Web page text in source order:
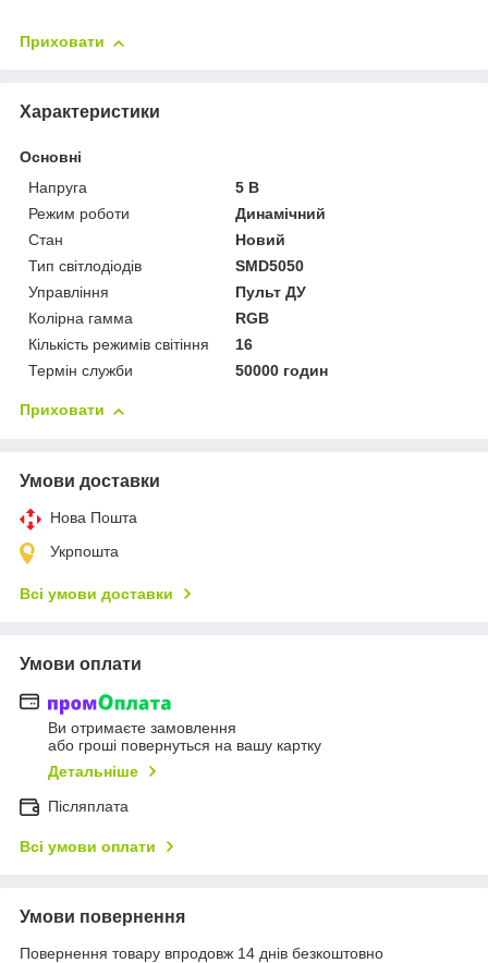
Приховати
Характеристики
Основні
Напруга
5 В
Режим роботи
Динамічний
Стан
Новий
Тип світлодіодів
SMD5050
Управління
Пульт ДУ
Колірна гамма
RGB
Кількість режимів світіння
16
Термін служби
50000 годин
Приховати
Умови доставки
Нова Пошта
Укрпошта
Всі умови доставки
Умови оплати
Ви отримаєте замовлення
або гроші повернуться на вашу картку
Детальніше
Післяплата
Всі умови оплати
Умови повернення
Повернення товару впродовж 14 днів безкоштовно